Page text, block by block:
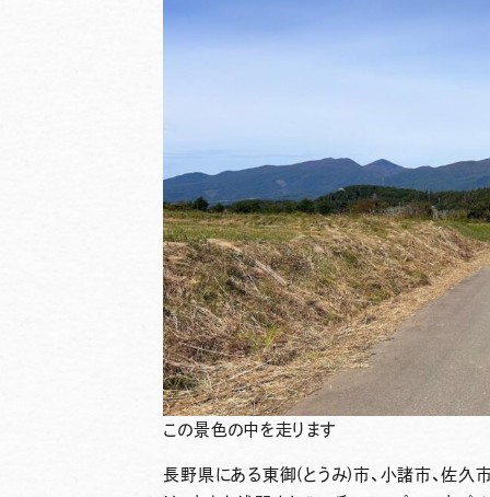
この景色の中を走ります
長野県にある東御(とうみ)市、小諸市、佐